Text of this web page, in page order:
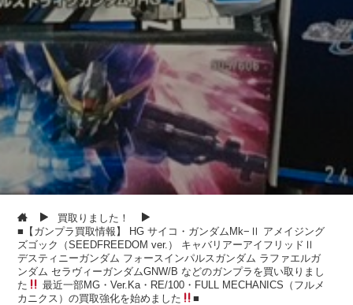
買取りました！
■【ガンプラ買取情報】 HG サイコ・ガンダムMk−Ⅱ アメイジング
ズゴック（SEEDFREEDOM ver.） キャバリアーアイフリッドⅡ
デスティニーガンダム フォースインパルスガンダム ラファエルガ
ンダム セラヴィーガンダムGNW/B などのガンプラを買い取りまし
た
最近一部MG・Ver.Ka・RE/100・FULL MECHANICS（フルメ
カニクス）の買取強化を始めました
■